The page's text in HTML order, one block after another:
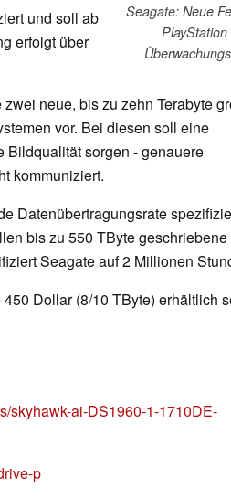
Seagate: Neue
und soll ab
erfolgt über
neue, bis zu zehn Terabyte
vor. Bei diesen soll eine
Bildqualität sorgen - genauere
kommuniziert.
Datenübertragungsrate
bis zu 550 TByte geschriebene
Seagate auf 2 Millionen
Dollar (8/10 TByte) erhältlich
skyhawk-ai-DS1960-1-1710DE-
p